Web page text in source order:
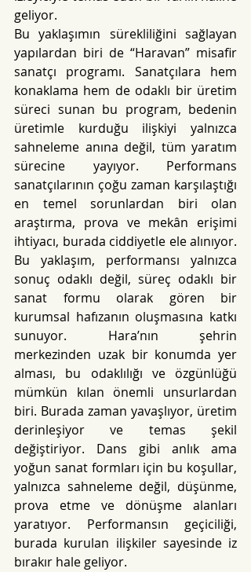
geliyor.
Bu yaklaşımın sürekliliğini sağlayan
yapılardan biri de “Haravan” misafir
sanatçı programı. Sanatçılara hem
konaklama hem de odaklı bir üretim
süreci sunan bu program, bedenin
üretimle kurduğu ilişkiyi yalnızca
sahneleme anına değil, tüm yaratım
sürecine yayıyor. Performans
sanatçılarının çoğu zaman karşılaştığı
en temel sorunlardan biri olan
araştırma, prova ve mekân erişimi
ihtiyacı, burada ciddiyetle ele alınıyor.
Bu yaklaşım, performansı yalnızca
sonuç odaklı değil, süreç odaklı bir
sanat formu olarak gören bir
kurumsal hafızanın oluşmasına katkı
sunuyor. Hara’nın şehrin
merkezinden uzak bir konumda yer
alması, bu odaklılığı ve özgünlüğü
mümkün kılan önemli unsurlardan
biri. Burada zaman yavaşlıyor, üretim
derinleşiyor ve temas şekil
değiştiriyor. Dans gibi anlık ama
yoğun sanat formları için bu koşullar,
yalnızca sahneleme değil, düşünme,
prova etme ve dönüşme alanları
yaratıyor. Performansın geçiciliği,
burada kurulan ilişkiler sayesinde iz
bırakır hale geliyor.